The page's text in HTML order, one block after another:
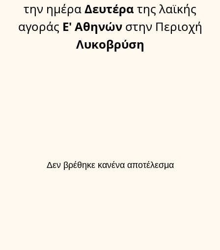
την ημέραΔευτέρα της λαϊκής
αγοράς Ε' Αθηνών στην Περιοχή
Λυκοβρύση
Δεν βρέθηκε κανένα αποτέλεσμα